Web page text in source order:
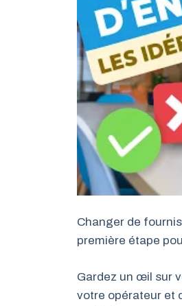
Changer de
première étape
Gardez un œil sur
votre opérateur et